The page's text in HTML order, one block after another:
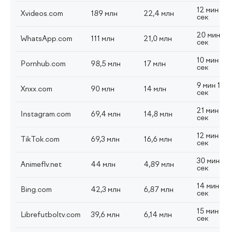
Xvideos.com 189 млн 22,4 млн
12 мин 53
сек
WhatsApp.com 111 млн 21,0 млн
20 мин
сек
Pornhub.com 98,5 млн 17 млн
10 мин 54
сек
Xnxx.com 90 млн 14 млн
9 мин 18
сек
Instagram.com 69,4 млн 14,8 млн
21 мин 54
сек
TikTok.com 69,3 млн 16,6 млн
12 мин 51
сек
Animeflv.net 44 млн 4,89 млн
30 мин 52
сек
Bing.com 42,3 млн 6,87 млн
14 мин 47
сек
Librefutboltv.com 39,6 млн 6,14 млн
15 мин 39
сек